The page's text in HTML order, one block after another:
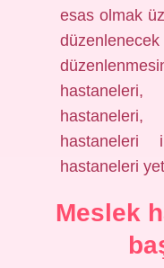
esas olmak
hastaneleri
hastaneleri
Meslek